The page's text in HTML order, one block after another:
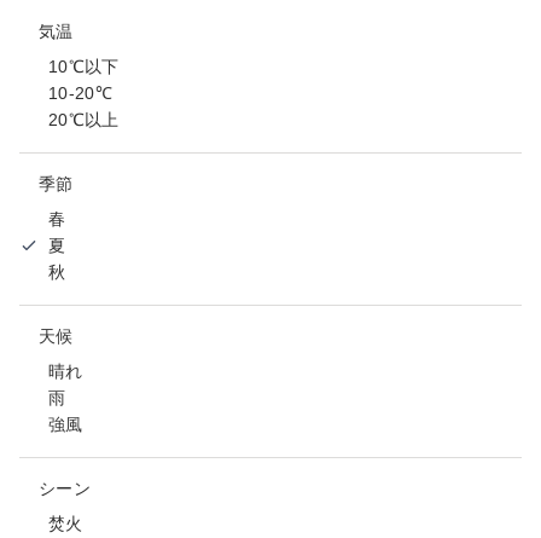
気温
10℃以下
10-20℃
20℃以上
季節
春
夏
秋
天候
晴れ
雨
強風
シーン
焚火